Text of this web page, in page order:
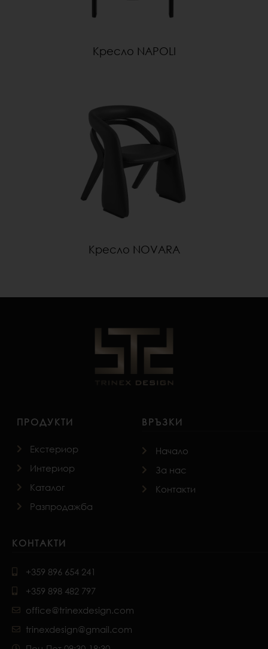
Кресло NAPOLI
Кресло NOVARA
ПРОДУКТИ
Екстериор
Интериор
Каталог
Разпродажба
ВРЪЗКИ
Начало
За нас
Контакти
КОНТАКТИ
+359 896 654 241
+359 898 482 797
office@trinexdesign.com
trinexdesign@gmail.com